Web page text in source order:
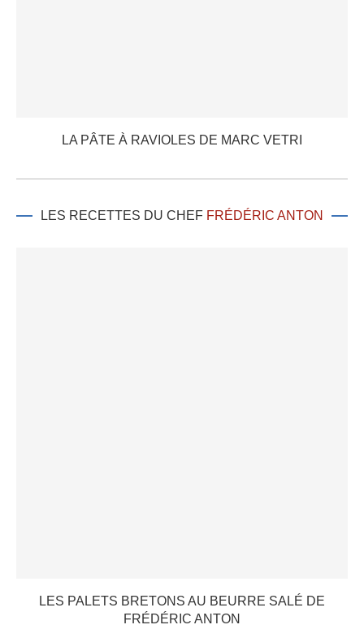
LA PÂTE À RAVIOLES DE MARC VETRI
LES RECETTES DU CHEF FRÉDÉRIC ANTON
LES PALETS BRETONS AU BEURRE SALÉ DE
FRÉDÉRIC ANTON